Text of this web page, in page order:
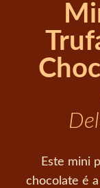
Este mini
chocolate é